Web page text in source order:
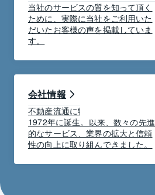
当社のサービスの質を知って頂く
ために、実際に当社をご利用いた
だいたお客様の声を掲載していま
す。
会社情報
不動産流通に特化した会社として
1972年に誕生。以来、数々の先進
的なサービス、業界の拡大と信頼
性の向上に取り組んできました。